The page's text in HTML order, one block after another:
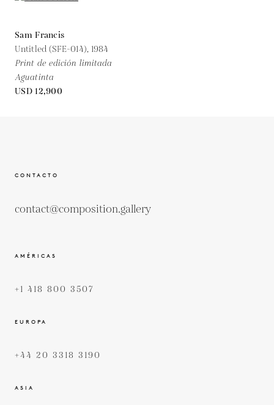
Sam Francis
Untitled (SFE-014), 1984
Print de edición limitada
Aguatinta
USD 12,900
CONTACTO
contact@composition.gallery
AMÉRICAS
+1 418 800 3507
EUROPA
+44 20 3318 3190
ASIA